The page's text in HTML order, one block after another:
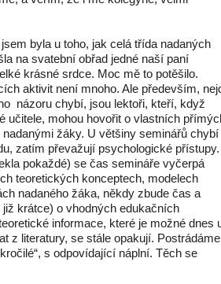
byla u toho, jak celá třída nadaných
na svatební obřad jedné naší paní
krásné srdce. Moc mě to potěšilo.
aktivit není mnoho. Ale především,
názoru chybí, jsou lektoři, kteří, když
učitele, mohou hovořit o vlastních
žáky. U většiny seminářů chybí
zatím převažují psychologické přístupy.
pokaždé) se čas semináře vyčerpá
teoretických konceptech, modelech
nadaného žáka, někdy zbude čas a
krátce) o vhodných edukačních
informace, které je možné dnes
z literatury, se stále opakují. Postrádáme
s odpovídající náplní. Těch se